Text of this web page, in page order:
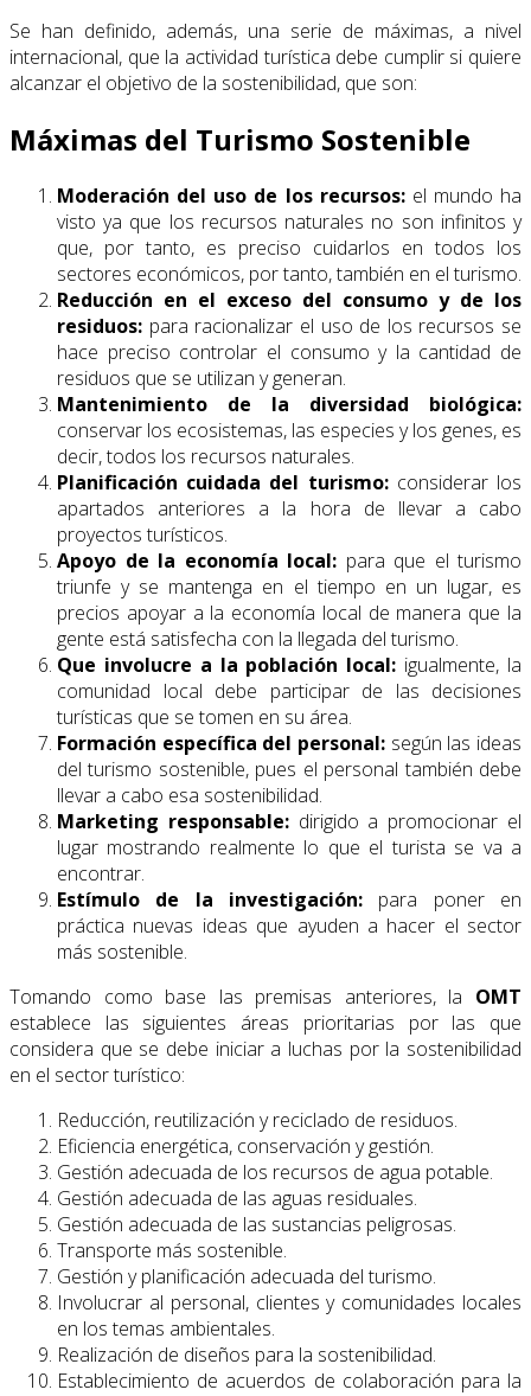
Se han definido, además, una serie de máximas, a nivel
internacional, que la actividad turística debe cumplir si quiere
alcanzar el objetivo de la sostenibilidad, que son:
Máximas del Turismo Sostenible
Moderación del uso de los recursos:el mundo ha
visto ya que los recursos naturales no son infinitos y
que, por tanto, es preciso cuidarlos en todos los
sectores económicos, por tanto, también en el turismo.
Reducción en el exceso del consumo y de los
residuos: para racionalizar el uso de los recursos se
hace preciso controlar el consumo y la cantidad de
residuos que se utilizan y generan.
Mantenimiento de la diversidad biológica:
conservar los ecosistemas, las especies y los genes, es
decir, todos los recursos naturales.
Planificación cuidada del turismo:considerar los
apartados anteriores a la hora de llevar a cabo
proyectos turísticos.
Apoyo de la economía local: para que el turismo
triunfe y se mantenga en el tiempo en un lugar, es
precios apoyar a la economía local de manera que la
gente está satisfecha con la llegada del turismo.
Que involucre a la población local: igualmente, la
comunidad local debe participar de las decisiones
turísticas que se tomen en su área.
Formación específica del personal: según las ideas
del turismo sostenible, pues el personal también debe
llevar a cabo esa sostenibilidad.
Marketing responsable:dirigido a promocionar el
lugar mostrando realmente lo que el turista se va a
encontrar.
Estímulo de la investigación: para poner en
práctica nuevas ideas que ayuden a hacer el sector
más sostenible.
Tomando como base las premisas anteriores, la OMT
establece las siguientes áreas prioritarias por las que
considera que se debe iniciar a luchas por la sostenibilidad
en el sector turístico:
Reducción, reutilización y reciclado de residuos.
Eficiencia energética, conservación y gestión.
Gestión adecuada de los recursos de agua potable.
Gestión adecuada de las aguas residuales.
Gestión adecuada de las sustancias peligrosas.
Transporte más sostenible.
Gestión y planificación adecuada del turismo.
Involucrar al personal, clientes y comunidades locales
en los temas ambientales.
Realización de diseños para la sostenibilidad.
Establecimiento de acuerdos de colaboración para la